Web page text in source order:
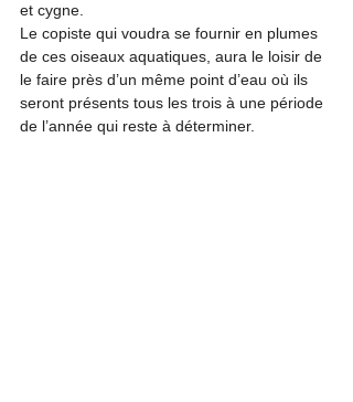
et cygne.
Le copiste qui voudra se fournir en plumes
de ces oiseaux aquatiques, aura le loisir de
le faire près d’un même point d’eau où ils
seront présents tous les trois à une période
de l’année qui reste à déterminer.